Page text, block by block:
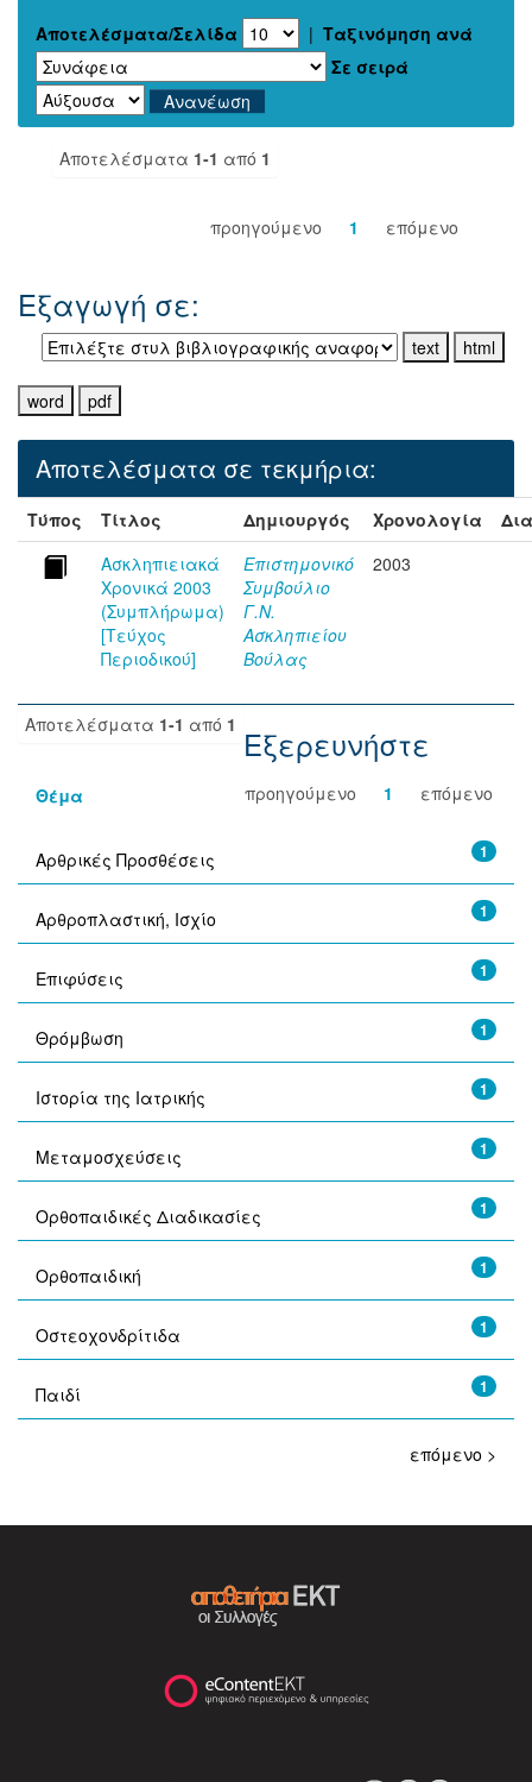
Αποτελέσματα/Σελίδα | Ταξινόμηση ανά
Σε σειρά
Αποτελέσματα 1-1 από 1
προηγούμενο 1 επόμενο
Εξαγωγή σε:
Αποτελέσματα σε τεκμήρια:
Τύπος Τίτλος Δημιουργός Χρονολογία
Ασκληπιειακά
Χρονικά 2003
(Συμπλήρωμα)
[Τεύχος
Περιοδικού]
Επιστημονικό
Συμβούλιο
Γ.Ν.
Ασκληπιείου
Βούλας
2003
Αποτελέσματα 1-1 από 1
προηγούμενο 1 επόμενο
Εξερευνήστε
Θέμα
1
Αρθρικές Προσθέσεις
1
Αρθροπλαστική, Ισχίο
1
Επιφύσεις
1
Θρόμβωση
1
Ιστορία της Ιατρικής
1
Μεταμοσχεύσεις
1
Ορθοπαιδικές Διαδικασίες
1
Ορθοπαιδική
1
Οστεοχονδρίτιδα
1
Παιδί
επόμενο >